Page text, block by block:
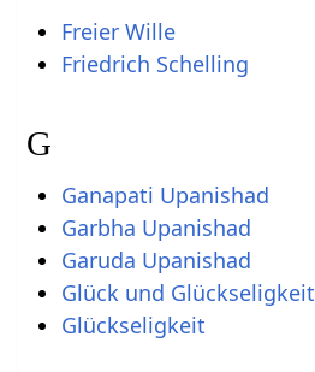
Freier Wille
Friedrich Schelling
G
Ganapati Upanishad
Garbha Upanishad
Garuda Upanishad
Glück und Glückseligkeit
Glückseligkeit